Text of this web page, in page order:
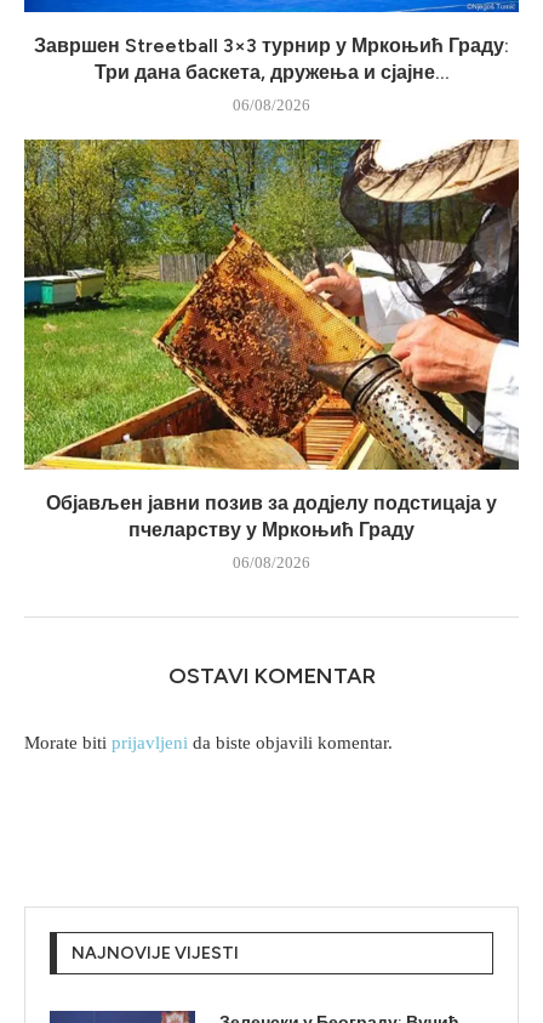
Завршен Streetball 3×3 турнир у Мркоњић Граду:
Три дана баскета, дружења и сјајне...
06/08/2026
Објављен јавни позив за додјелу подстицаја у
пчеларству у Мркоњић Граду
06/08/2026
OSTAVI KOMENTAR
Morate biti prijavljeni da biste objavili komentar.
NAJNOVIJE VIJESTI